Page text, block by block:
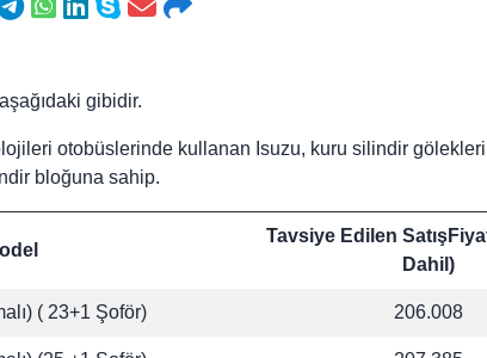
gibidir.
otobüslerinde kullanan Isuzu, kuru silindir
bloğuna sahip.
Tavsiye Edilen
Dahil)
( 23+1 Şoför) 206.008